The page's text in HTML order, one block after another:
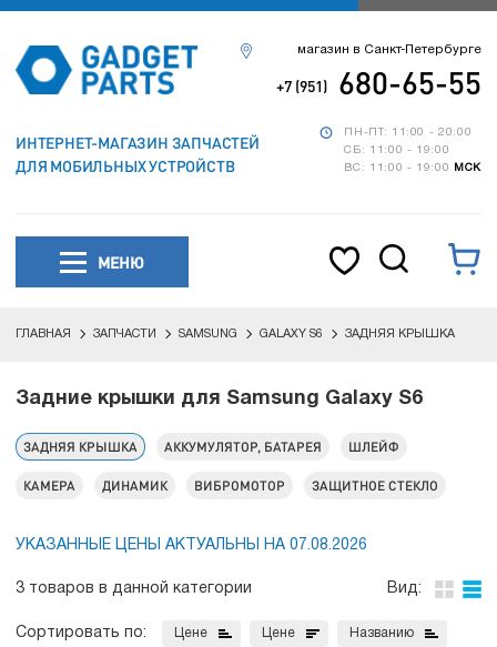
ИНТЕРНЕТ-МАГАЗИН ЗАПЧАСТЕЙ
ДЛЯ МОБИЛЬНЫХ УСТРОЙСТВ
ПН-ПТ: 11:00 - 20:00
СБ: 11:00 - 19:00
ВС: 11:00 - 19:00
МСК
магазин в Санкт-Петербурге
+7 (951) 680-65-55
МЕНЮ
ГЛАВНАЯ ЗАПЧАСТИ SAMSUNG GALAXY S6 ЗАДНЯЯ КРЫШКА
Задние крышки для Samsung Galaxy S6
ЗАДНЯЯ КРЫШКА АККУМУЛЯТОР, БАТАРЕЯ ШЛЕЙФ
КАМЕРА ДИНАМИК ВИБРОМОТОР ЗАЩИТНОЕ СТЕКЛО
УКАЗАННЫЕ ЦЕНЫ АКТУАЛЬНЫ НА 07.08.2026
3 товаров в данной категории Вид:
Сортировать по: Цене Цене Названию